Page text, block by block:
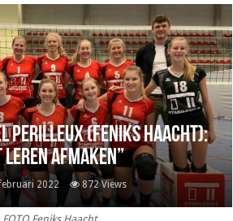
Perilleux (Feniks Haacht):
leren afmaken”
2022 872 Views